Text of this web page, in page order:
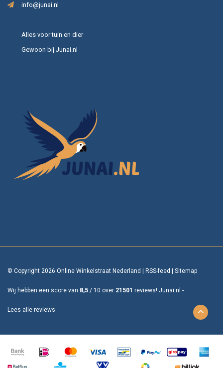
info@junai.nl
Alles voor tuin en dier
Gewoon bij Junai.nl
© Copyright 2026 Online Winkelstraat Nederland | RSS-feed | Sitemap
Wij hebben een score van 8,5 / 10 over 21501 reviews! Junai.nl -
Lees alle reviews